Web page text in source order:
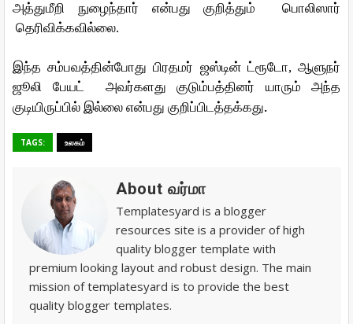
அத்துமீறி
நுழைந்தார் என்பது குறித்தும்
பொலிஸார்
தெரிவிக்கவில்லை.
இந்த சம்பவத்தின்போது பிரதமர் ஜஸ்டின் ட்ரூடோ,ஆளுநர்
ஜூலி
பேயட் அவர்களது குடும்பத்தினர் யாரும்
அந்த
குடியிருப்பில் இல்லை என்பது குறிப்பிடத்தக்கது.
TAGS: உலகம்
About வர்மா
Templatesyard is a blogger
resources site is a provider of high
quality blogger template with
premium looking layout and robust design. The main
mission of templatesyard is to provide the best
quality blogger templates.